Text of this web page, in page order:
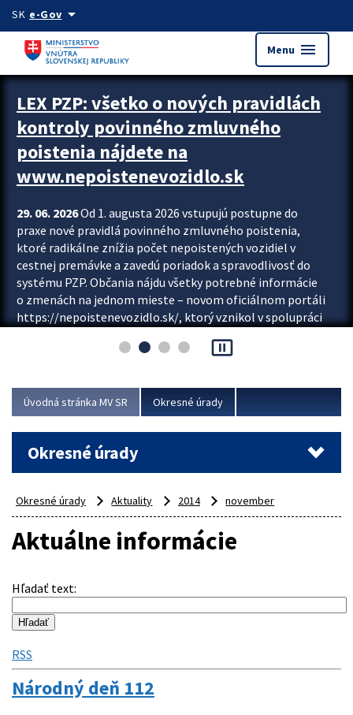
Preskocit na hlavný obsah
SK e-Govarrow_drop_down
Menu menu
Zastavit automatický posun upútavok
LEX PZP: všetko o nových pravidlách
kontroly povinného zmluvného
poistenia nájdete na
www.nepoistenevozidlo.sk
29. 06. 2026Od 1. augusta 2026 vstupujú postupne do
praxe nové pravidlá povinného zmluvného poistenia,
ktoré radikálne znížia počet nepoistených vozidiel v
cestnej premávke a zavedú poriadok a spravodlivosť do
systému PZP. Občania nájdu všetky potrebné informácie
o zmenách na jednom mieste – novom oficiálnom portáli
https://nepoistenevozidlo.sk/, ktorý vznikol v spolupráci
asociácie poisťovní (SLASPO) a Ministerstva vnútra SR.
Viac
pause_presentation
Úvodná stránka MV SR Okresné úrady
Okresné úrady
Okresné úrady Aktuality 2014 november
Aktuálne informácie
Hľadať text:
RSS
Národný deň 112